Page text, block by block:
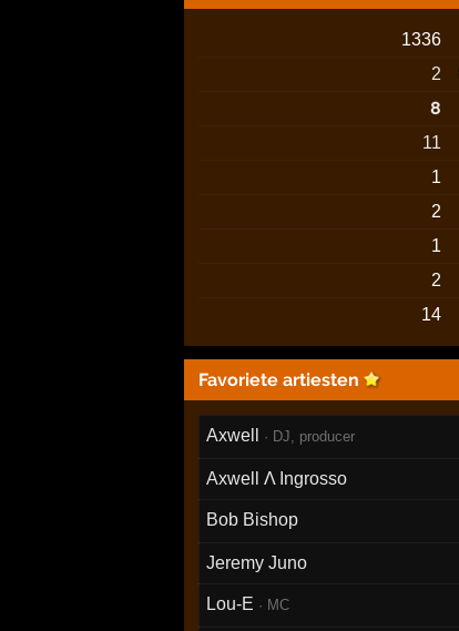
1336
2
8
11
1
2
1
2
14
Favoriete artiesten
Axwell · DJ, producer
Axwell Λ Ingrosso
Bob Bishop
Jeremy Juno
Lou-E · MC